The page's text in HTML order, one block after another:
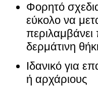
Φορητό
εύκολο να
περιλαμβάνει
δερμάτινη
Ιδανικό για
ή αρχάριους